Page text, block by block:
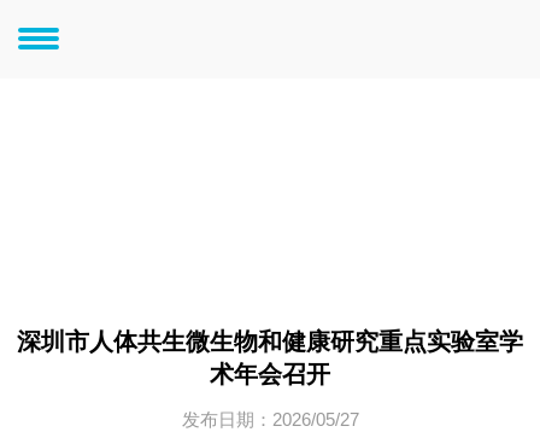
新闻中心
深圳市人体共生微生物和健康研究重点实验室学
术年会召开
发布日期：2026/05/27